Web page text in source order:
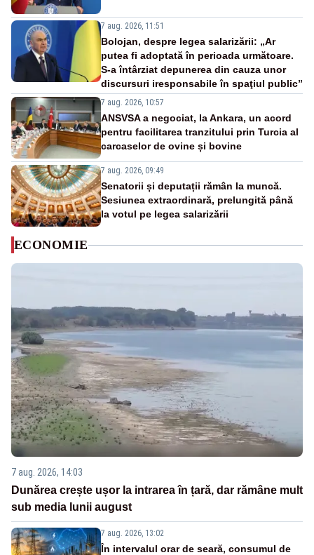
7 aug. 2026, 11:51
Bolojan, despre legea salarizării: „Ar
putea fi adoptată în perioada următoare.
S-a întârziat depunerea din cauza unor
discursuri iresponsabile în spaţiul public”
7 aug. 2026, 10:57
ANSVSA a negociat, la Ankara, un acord
pentru facilitarea tranzitului prin Turcia al
carcaselor de ovine și bovine
7 aug. 2026, 09:49
Senatorii și deputații rămân la muncă.
Sesiunea extraordinară, prelungită până
la votul pe legea salarizării
ECONOMIE
7 aug. 2026, 14:03
Dunărea crește ușor la intrarea în țară, dar rămâne mult
sub media lunii august
7 aug. 2026, 13:02
În intervalul orar de seară, consumul de